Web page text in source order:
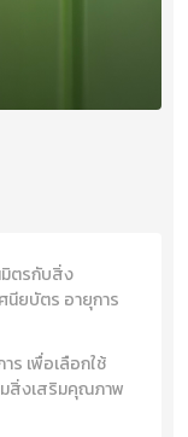
มิตรกับสิ่ง
ยบัตร อายุการ
ร เพื่อเลือกใช้
สิ่งเสริมคุณภาพ